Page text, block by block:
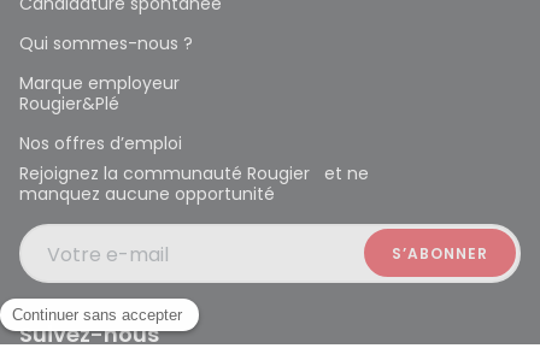
Qui sommes-nous ?
Marque employeur
Rougier&Plé
Nos offres d’emploi
Rejoignez la communauté Rougier et ne
manquez aucune opportunité
Votre e-mail
Suivez-nous